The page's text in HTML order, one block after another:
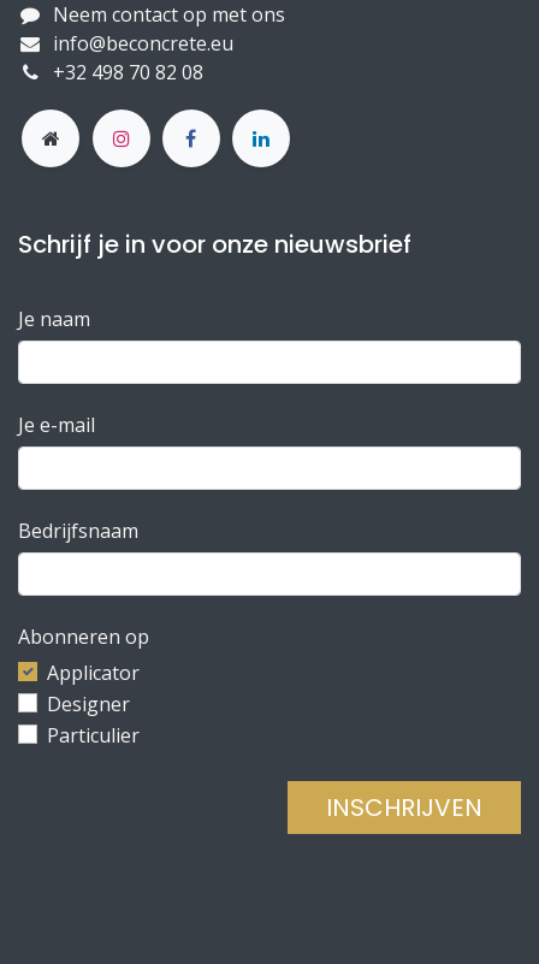
Neem contact op met ons
info@beconcrete.eu
+32 498 70 82 08
Schrijf je in voor onze nieuwsbrief
Je naam
Je e-mail
Bedrijfsnaam
Abonneren op
Applicator
Designer
Particulier
INSCHRIJVEN